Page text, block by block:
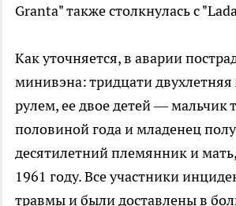
Granta" также столкнулась с
Как уточняется, в аварии
минивэна: тридцати
рулем, ее двое детей — мальчик
половиной года и младенец
десятилетний племянник и
1961 году. Все участники
травмы и были доставлены в